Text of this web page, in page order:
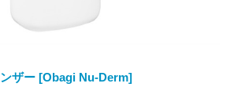
ザー [Obagi Nu-Derm]